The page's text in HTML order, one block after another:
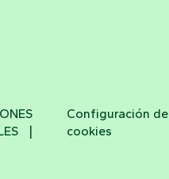
Configuración de
cookies